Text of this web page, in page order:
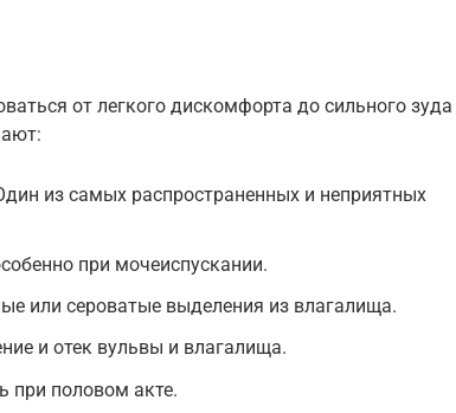
от легкого дискомфорта до сильного зуда
из самых распространенных и неприятных
при мочеиспускании.
или сероватые выделения из влагалища.
и отек вульвы и влагалища.
при половом акте.